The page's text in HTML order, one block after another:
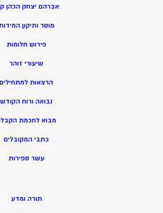
אברהם יצחק הכהן
מוסר ותיקון
פירוש חלומות
שיעורי זוהר
הרצאות למתחילים
נבואה ורוח הקודש
מבוא לחכמת
כתבי המקובלים
עשר ספירות
תורה ומדע